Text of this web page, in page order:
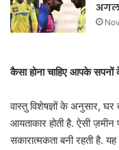
कैसा होना चाहिए आपके सपनों
वास्तु विशेषज्ञों के अनुसार,
आयताकार होती है. ऐसी
सकारात्मकता बनी रहती है.